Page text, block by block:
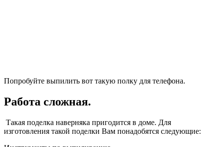
Попробуйте выпилить вот такую полку для телефона.
Работа сложная.
Такая поделка наверняка пригодится в доме. Для
изготовления такой поделки Вам понадобятся следующие: